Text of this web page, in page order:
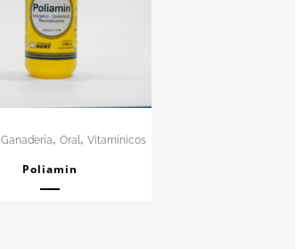
Ganadería, Oral, Vitamínicos
Poliamin